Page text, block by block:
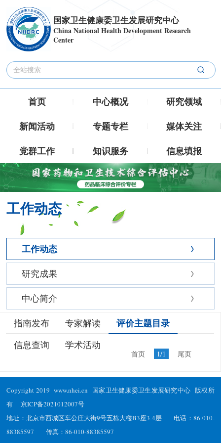
国家卫生健康委卫生发展研究中心
China National Health Development Research
Center
首页 中心概况
研究领域
新闻活动
专题专栏
媒体关注
党群工作
知识服务 信息填报
工作动态
工作动态
研究成果
中心简介
指南发布 专家解读 评价主题目录
信息查询 学术活动
首页 1/1 尾页
Copyright 2019 www.nhei.cn 国家卫生健康委卫生发展研究中心 版权所
有京ICP备2021012007号
地址：北京市西城区车公庄大街9号五栋大楼B3座3-4层 电话：86-010-
88385597 传真：86-010-88385597